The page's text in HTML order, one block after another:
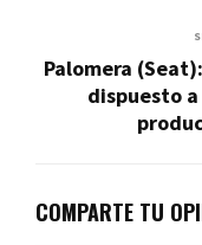
Palomera
dispuesto
COMPARTE TU